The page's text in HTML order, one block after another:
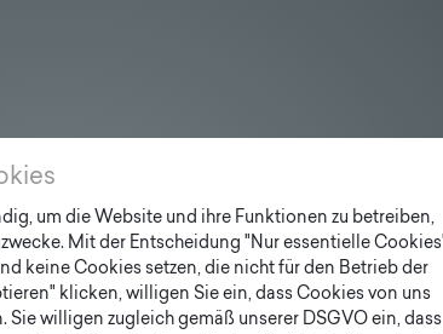
um die Website und ihre Funktionen zu betreiben,
Mit der Entscheidung "Nur essentielle
keine Cookies setzen, die nicht für den Betrieb der
klicken, willigen Sie ein, dass Cookies von uns
willigen zugleich gemäß unserer DSGVO ein, dass